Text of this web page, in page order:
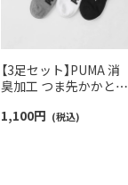
【3足セット】PUMA 消
臭加工 つま先かかと補
ロゴ ショート丈 スポー
1,100円 (税込)